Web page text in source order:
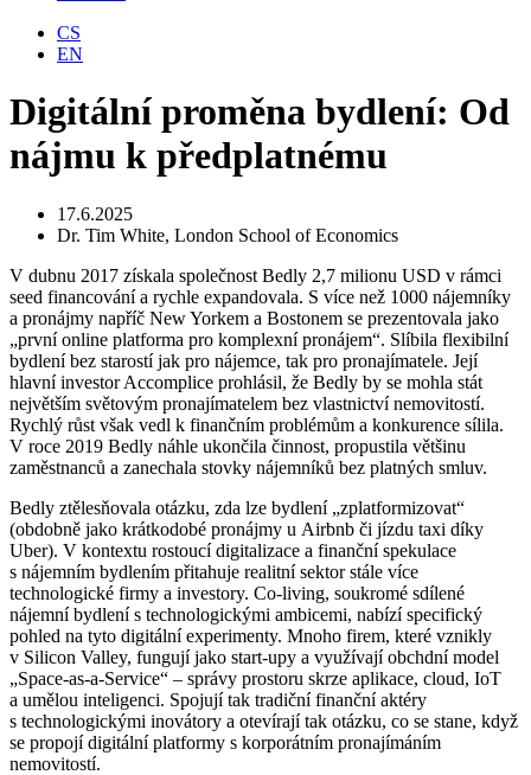
CS
EN
Digitální proměna bydlení: Od
nájmu k předplatnému
17.6.2025
Dr. Tim White, London School of Economics
V dubnu 2017 získala společnost Bedly 2,7 milionu USD v rámci
seed financování a rychle expandovala. S více než 1000 nájemníky
a pronájmy napříč New Yorkem a Bostonem se prezentovala jako
„první online platforma pro komplexní pronájem“. Slíbila flexibilní
bydlení bez starostí jak pro nájemce, tak pro pronajímatele. Její
hlavní investor Accomplice prohlásil, že Bedly by se mohla stát
největším světovým pronajímatelem bez vlastnictví nemovitostí.
Rychlý růst však vedl k finančním problémům a konkurence sílila.
V roce 2019 Bedly náhle ukončila činnost, propustila většinu
zaměstnanců a zanechala stovky nájemníků bez platných smluv.
Bedly ztělesňovala otázku, zda lze bydlení „zplatformizovat“
(obdobně jako krátkodobé pronájmy u Airbnb či jízdu taxi díky
Uber). V kontextu rostoucí digitalizace a finanční spekulace
s nájemním bydlením přitahuje realitní sektor stále více
technologické firmy a investory. Co-living, soukromé sdílené
nájemní bydlení s technologickými ambicemi, nabízí specifický
pohled na tyto digitální experimenty. Mnoho firem, které vznikly
v Silicon Valley, fungují jako start-upy a využívají obchdní model
„Space-as-a-Service“ – správy prostoru skrze aplikace, cloud, IoT
a umělou inteligenci. Spojují tak tradiční finanční aktéry
s technologickými inovátory a otevírají tak otázku, co se stane, když
se propojí digitální platformy s korporátním pronajímáním
nemovitostí.